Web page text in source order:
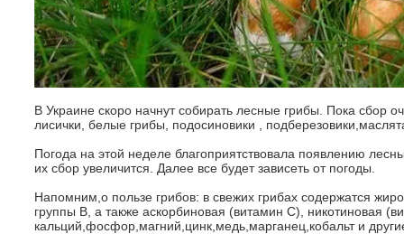
В Украине скоро начнут собирать лесные грибы. Пока сбор
лисички, белые грибы, подосиновики ,
Погода на этой неделе благоприятствовала появлению
их сбор увеличится. Далее все будет зависеть от погоды.
Напомним,о пользе грибов: в свежих грибах содержатся
группы В, а также аскорбиновая (витамин С), никотиновая
кальций,фосфор,магний,цинк,медь,марганец,кобальт и